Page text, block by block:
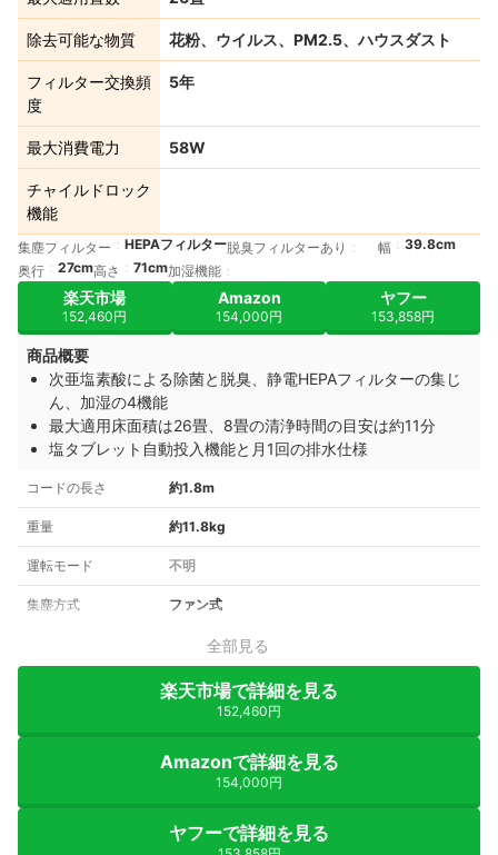
除去可能な物質 花粉、ウイルス、PM2.5、ハウスダスト
フィルター交換頻
度
5年
最大消費電力 58W
チャイルドロック
機能
集塵フィルター HEPAフィルター脱臭フィルターあり 幅
39.8cm
奥行
27cm高さ 71cm加湿機能
楽天市場
152,460円
Amazon
154,000円
ヤフー
153,858円
商品概要
次亜塩素酸による除菌と脱臭、静電HEPAフィルターの集じ
ん、加湿の4機能
最大適用床面積は26畳、8畳の清浄時間の目安は約11分
塩タブレット自動投入機能と月1回の排水仕様
コードの長さ 約1.8m
重量 約11.8kg
運転モード 不明
集塵方式 ファン式
全部見る
楽天市場で詳細を見る
152,460円
Amazonで詳細を見る
154,000円
ヤフーで詳細を見る